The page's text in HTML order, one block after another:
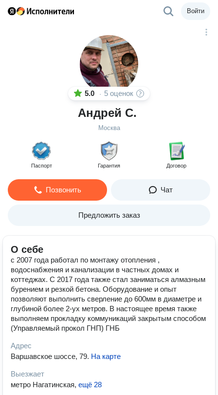
Войти
5.0 · 5 оценок
Андрей С.
Москва
Паспорт Гарантия Договор
Позвонить Чат
Предложить заказ
О себе
с 2007 года работал по монтажу отопления ,
водоснабжения и канализации в частных домах и
коттеджах. С 2017 года также стал заниматься алмазным
бурением и резкой бетона. Оборудование и опыт
позволяют выполнить сверление до 600мм в диаметре и
глубиной более 2-ух метров. В настоящее время также
выполняем прокладку коммуникаций закрытым способом
(Управляемый прокол ГНП) ГНБ
Адрес
Варшавское шоссе, 79. На карте
Выезжает
метро Нагатинская, ещё 28